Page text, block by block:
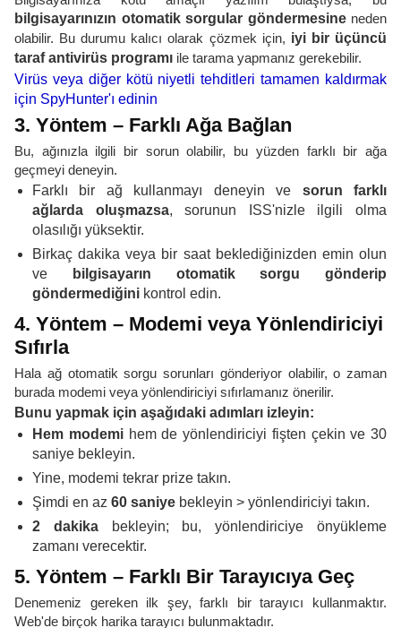
bilgisayarınızın otomatik sorgular göndermesineneden
olabilir. Bu durumu kalıcı olarak çözmek için, iyi bir üçüncü
taraf antivirüs programı ile tarama yapmanız gerekebilir.
Virüs veya diğer kötü niyetli tehditleri tamamen kaldırmak
için SpyHunter'ı edinin
3. Yöntem – Farklı Ağa Bağlan
Bu, ağınızla ilgili bir sorun olabilir, bu yüzden farklı bir ağa
geçmeyi deneyin.
Farklı bir ağ kullanmayı deneyin ve sorun farklı
ağlarda oluşmazsa, sorunun ISS'nizle ilgili olma
olasılığı yüksektir.
Birkaç dakika veya bir saat beklediğinizden emin olun
ve
bilgisayarın otomatik sorgu gönderip
göndermediğini kontrol edin.
4. Yöntem – Modemi veya Yönlendiriciyi
Sıfırla
Hala ağ otomatik sorgu sorunları gönderiyor olabilir, o zaman
burada modemi veya yönlendiriciyi sıfırlamanız önerilir.
Bunu yapmak için aşağıdaki adımları izleyin:
Hem modemihem de yönlendiriciyi fişten çekin ve 30
saniye bekleyin.
Yine, modemi tekrar prize takın.
Şimdi en az 60 saniye bekleyin > yönlendiriciyi takın.
2 dakikabekleyin; bu, yönlendiriciye önyükleme
zamanı verecektir.
5. Yöntem – Farklı Bir Tarayıcıya Geç
Denemeniz gereken ilk şey, farklı bir tarayıcı kullanmaktır.
Web'de birçok harika tarayıcı bulunmaktadır.